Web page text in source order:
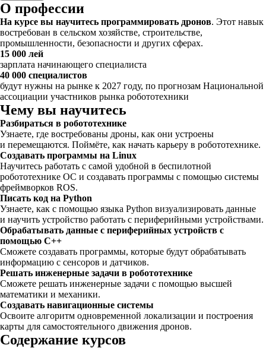
О профессии
На курсе вы научитесь программировать дронов. Этот навык
востребован в сельском хозяйстве, строительстве,
промышленности, безопасности и других сферах.
15 000 лей
зарплата начинающего специалиста
40 000 специалистов
будут нужны на рынке к 2027 году, по прогнозам Национальной
ассоциации участников рынка робототехники
Чему вы научитесь
Разбираться в робототехнике
Узнаете, где востребованы дроны, как они устроены
и перемещаются. Поймёте, как начать карьеру в робототехнике.
Создавать программы на Linux
Научитесь работать с самой удобной в беспилотной
робототехнике ОС и создавать программы с помощью системы
фреймворков ROS.
Писать код на Python
Узнаете, как с помощью языка Python визуализировать данные
и научить устройство работать с периферийными устройствами.
Обрабатывать данные с периферийных устройств с
помощью C++
Сможете создавать программы, которые будут обрабатывать
информацию с сенсоров и датчиков.
Решать инженерные задачи в робототехнике
Сможете решать инженерные задачи с помощью высшей
математики и механики.
Создавать навигационные системы
Освоите алгоритм одновременной локализации и построения
карты для самостоятельного движения дронов.
Содержание курсов